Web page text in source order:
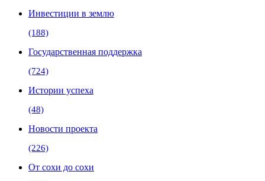
Инвестиции в землю
(188)
Государственная поддержка
(724)
Истории успеха
(48)
Новости проекта
(226)
От сохи до сохи